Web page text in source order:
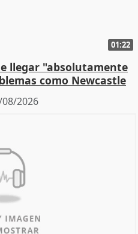
01:22
llegar "absolutamente
como Newcastle
2026